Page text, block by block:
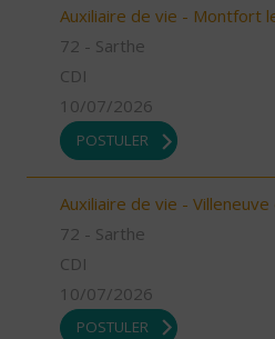
Auxiliaire de vie - Montfort
72 - Sarthe
CDI
10/07/2026
POSTULER
Auxiliaire de vie -
72 - Sarthe
CDI
10/07/2026
POSTULER